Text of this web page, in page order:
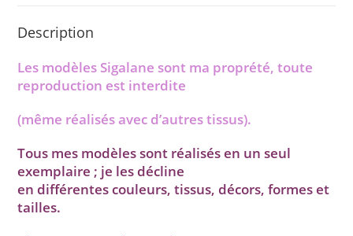
o
k
Description
Les modèles Sigalane sont ma proprété, toute
reproduction est interdite
(même réalisés avec d’autres tissus).
Tous mes modèles sont réalisés en un seul
exemplaire ; je les décline
en différentes couleurs, tissus, décors, formes et
tailles.